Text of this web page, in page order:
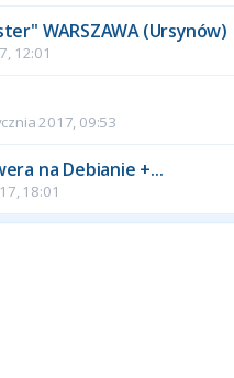
WARSZAWA (Ursynów)
12:01
2017, 09:53
na Debianie +...
18:01